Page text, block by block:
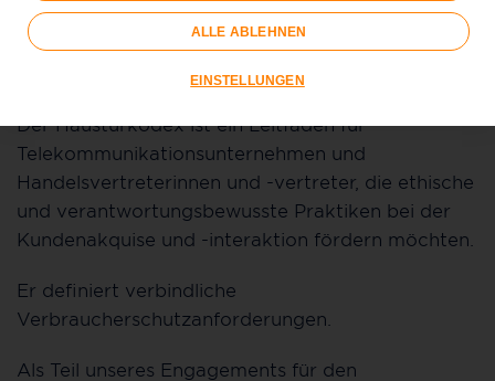
Unternehmenskultur, der sicherstellt, dass unsere
Kundinnen und Kunden fair behandelt werden und
ihre Privatsphäre geschützt wird.
Der Haustürkodex ist ein Leitfaden für
Telekommunikationsunternehmen und
Handelsvertreterinnen und -vertreter, die ethische
und verantwortungsbewusste Praktiken bei der
Kundenakquise und -interaktion fördern möchten.
Er definiert verbindliche
Verbraucherschutzanforderungen.
Als Teil unseres Engagements für den
ALLE ABLEHNEN
EINSTELLUNGEN